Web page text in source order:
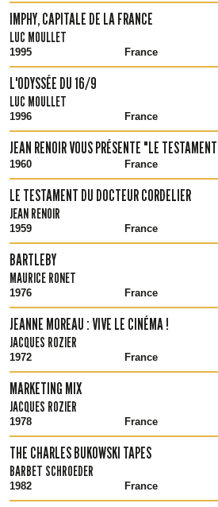
IMPHY, CAPITALE DE LA FRANCE
LUC MOULLET
1995 France
L'ODYSSÉE DU 16/9
LUC MOULLET
1996 France
JEAN RENOIR VOUS PRÉSENTE "LE
1960 France
LE TESTAMENT DU DOCTEUR CORDELIER
JEAN RENOIR
1959 France
BARTLEBY
MAURICE RONET
1976 France
JEANNE MOREAU : VIVE LE CINÉMA !
JACQUES ROZIER
1972 France
MARKETING MIX
JACQUES ROZIER
1978 France
THE CHARLES BUKOWSKI TAPES
BARBET SCHROEDER
1982 France